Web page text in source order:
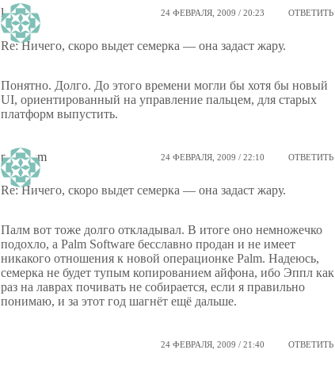
lafy 24 ФЕВРАЛЯ, 2009 / 20:23 ОТВЕТИТЬ
Re: Ничего, скоро выдет семерка — она задаст жару.
Понятно. Долго. До этого времени могли бы хотя бы новый
UI, ориентированный на управление пальцем, для старых
платформ выпустить.
ptiz_kem 24 ФЕВРАЛЯ, 2009 / 22:10 ОТВЕТИТЬ
Re: Ничего, скоро выдет семерка — она задаст жару.
Палм вот тоже долго откладывал. В итоге оно немножечко
подохло, а Palm Software бесславно продан и не имеет
никакого отношения к новой операционке Palm. Надеюсь,
семерка не будет тупым копированием айфона, ибо Эппл как
раз на лаврах почивать не собирается, если я правильно
понимаю, и за этот год шагнёт ещё дальше.
24 ФЕВРАЛЯ, 2009 / 21:40 ОТВЕТИТЬ